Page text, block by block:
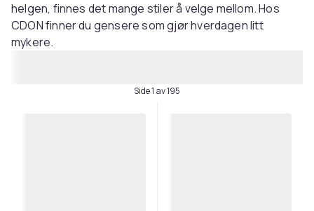
helgen, finnes det mange stiler å velge mellom. Hos
CDON finner du gensere som gjør hverdagen litt
mykere.
Side 1 av 195